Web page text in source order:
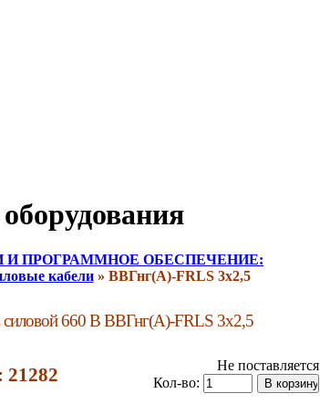
И ПРОГРАММНОЕ ОБЕСПЕЧЕНИЕ:
кабели » ВВГнг(A)-FRLS 3х2,5
силовой 660 В ВВГнг(A)-FRLS 3х2,5
21282
Не поставляется
Кол-во: